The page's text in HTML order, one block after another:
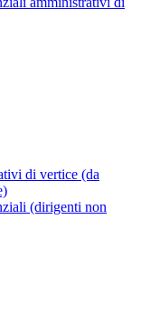
di vertice (da
(dirigenti non